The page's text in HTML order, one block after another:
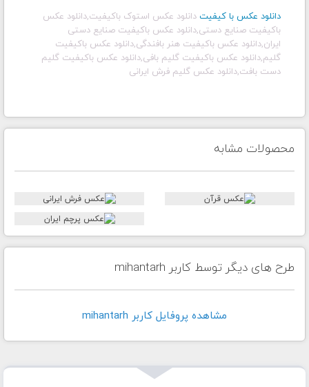
دانلود عکس با کیفیت دانلود عکس استوک باکیفیت,دانلود عکس
باکیفیت صنایع دستی,دانلود عکس باکیفیت صنایع دستی
ایران,دانلود عکس باکیفیت هنر بافندگی,دانلود عکس باکیفیت
گلیم,دانلود عکس باکیفیت گلیم بافی,دانلود عکس باکیفیت گلیم
دست بافت,دانلود عکس گلیم فرش ایرانی
محصولات مشابه
طرح های دیگر توسط کاربر mihantarh
مشاهده پروفايل کاربر mihantarh